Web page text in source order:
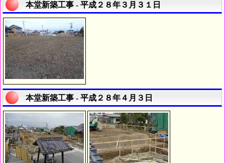
本堂新築工事 - 平成２８年３月３１日
本堂新築工事 - 平成２８年４月３日